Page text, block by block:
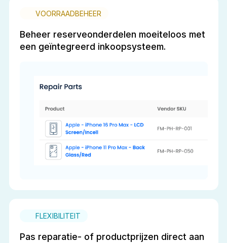
VOORRAADBEHEER
Beheer reserveonderdelen moeiteloos met
een geïntegreerd inkoopsysteem.
FLEXIBILITEIT
Pas reparatie- of productprijzen direct aan